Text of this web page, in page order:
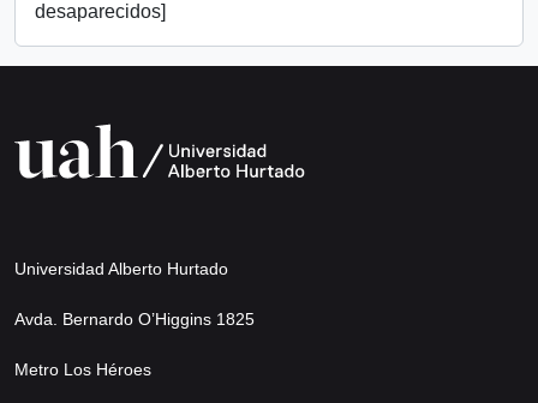
desaparecidos]
Universidad Alberto Hurtado
Avda. Bernardo O’Higgins 1825
Metro Los Héroes